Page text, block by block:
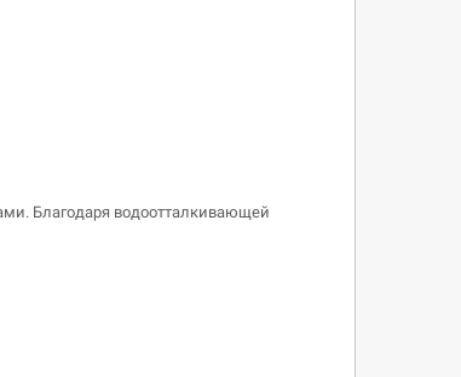
Благодаря водоотталкивающей